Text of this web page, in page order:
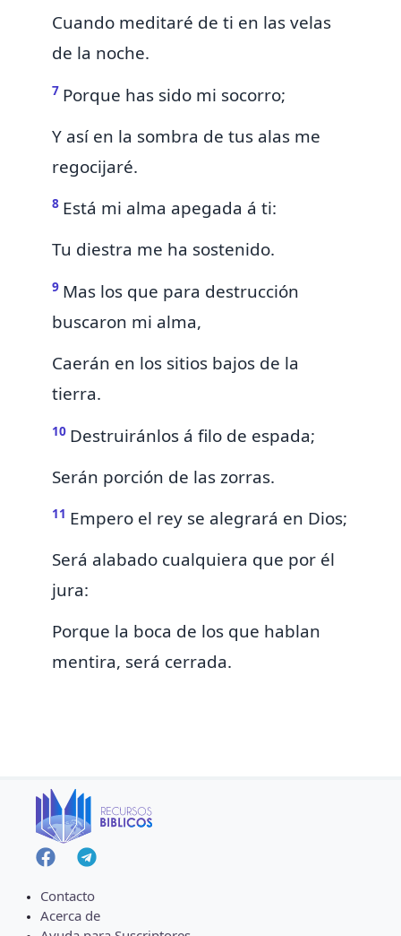
Cuando meditaré de ti en las velas
de la noche.
7 Porque has sido mi socorro;
Y así en la sombra de tus alas me
regocijaré.
8 Está mi alma apegada á ti:
Tu diestra me ha sostenido.
9 Mas los que para destrucción
buscaron mi alma,
Caerán en los sitios bajos de la
tierra.
10 Destruiránlos á filo de espada;
Serán porción de las zorras.
11 Empero el rey se alegrará en Dios;
Será alabado cualquiera que por él
jura:
Porque la boca de los que hablan
mentira, será cerrada.
Contacto
Acerca de